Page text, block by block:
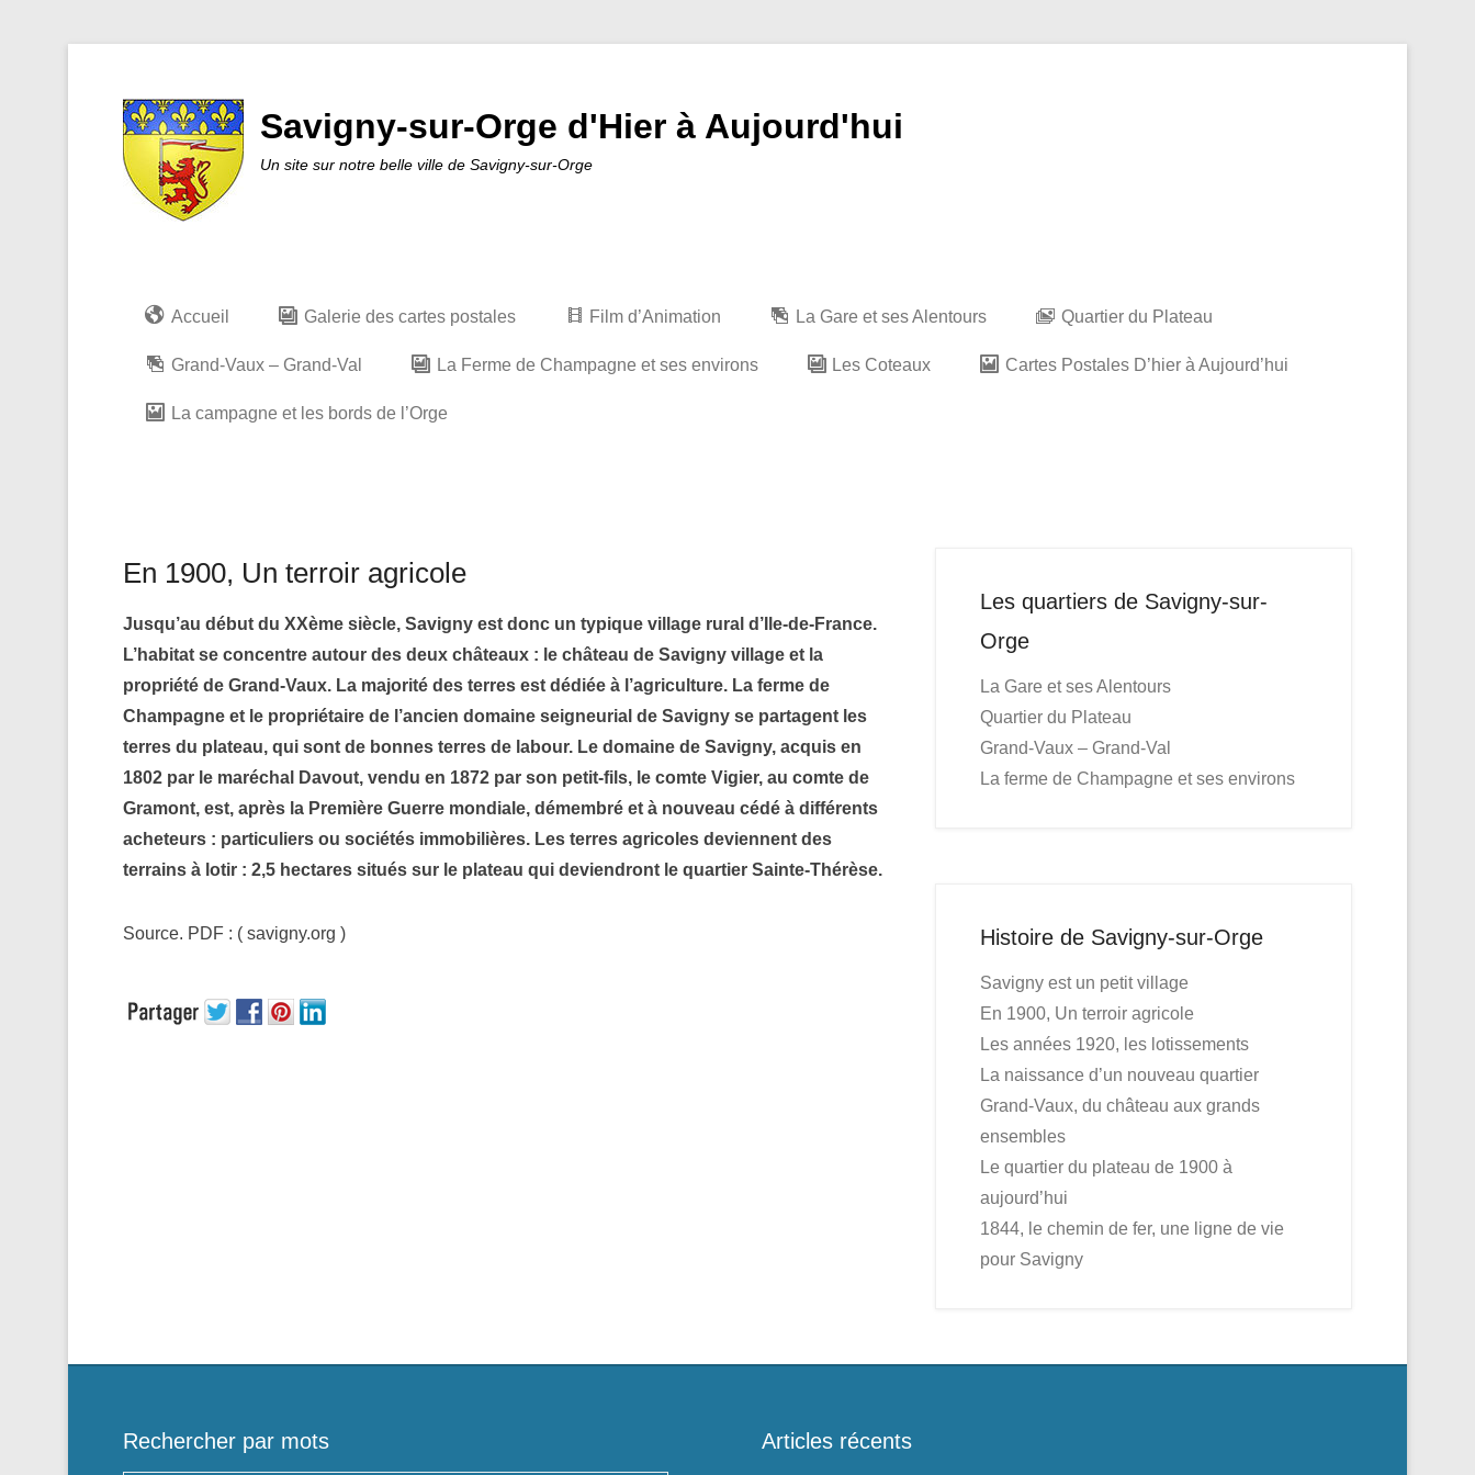
Savigny-sur-Orge d'Hier à Aujourd'hui
Un site sur notre belle ville de Savigny-sur-Orge
Accueil Galerie des cartes postales Film d’Animation La Gare et ses Alentours Quartier du Plateau
Grand-Vaux – Grand-Val La Ferme de Champagne et ses environs Les Coteaux Cartes Postales D’hier à Aujourd’hui
La campagne et les bords de l’Orge
En 1900, Un terroir agricole
Jusqu’au début du XXème siècle, Savigny est donc un typique village rural d’Ile-de-France.
L’habitat se concentre autour des deux châteaux : le château de Savigny village et la
propriété de Grand-Vaux. La majorité des terres est dédiée à l’agriculture. La ferme de
Champagne et le propriétaire de l’ancien domaine seigneurial de Savigny se partagent les
terres du plateau, qui sont de bonnes terres de labour. Le domaine de Savigny, acquis en
1802 par le maréchal Davout, vendu en 1872 par son petit-fils, le comte Vigier, au comte de
Gramont, est, après la Première Guerre mondiale, démembré et à nouveau cédé à différents
acheteurs : particuliers ou sociétés immobilières. Les terres agricoles deviennent des
terrains à lotir : 2,5 hectares situés sur le plateau qui deviendront le quartier Sainte-Thérèse.
Source. PDF : ( savigny.org )
Les quartiers de Savigny-sur-
Orge
La Gare et ses Alentours
Quartier du Plateau
Grand-Vaux – Grand-Val
La ferme de Champagne et ses environs
Histoire de Savigny-sur-Orge
Savigny est un petit village
En 1900, Un terroir agricole
Les années 1920, les lotissements
La naissance d’un nouveau quartier
Grand-Vaux, du château aux grands
ensembles
Le quartier du plateau de 1900 à
aujourd’hui
1844, le chemin de fer, une ligne de vie
pour Savigny
Rechercher par mots Articles récents